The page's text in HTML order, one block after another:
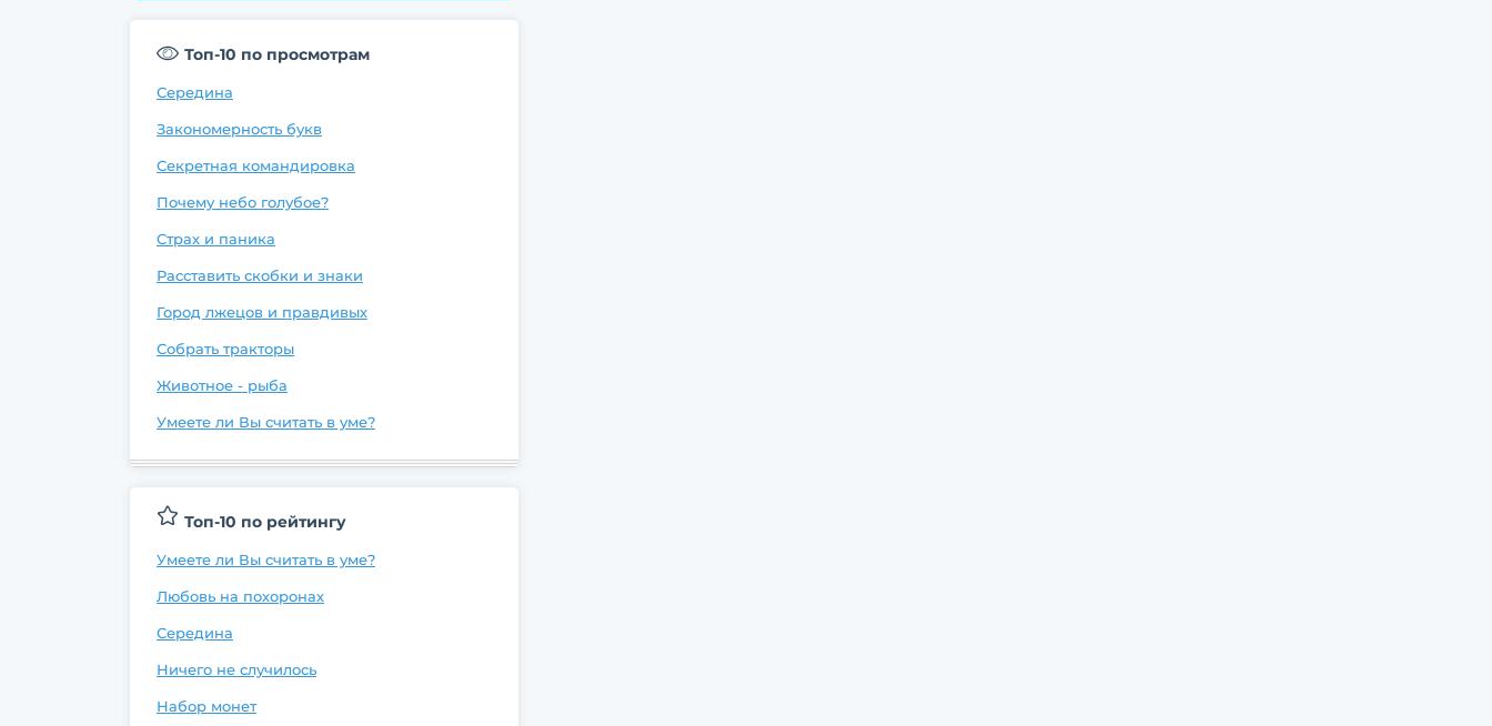
Топ-10 по просмотрам
Середина
Закономерность букв
Секретная командировка
Почему небо голубое?
Страх и паника
Расставить скобки и знаки
Город лжецов и правдивых
Собрать тракторы
Животное - рыба
Умеете ли Вы считать в уме?
Топ-10 по рейтингу
Умеете ли Вы считать в уме?
Любовь на похоронах
Середина
Ничего не случилось
Набор монет